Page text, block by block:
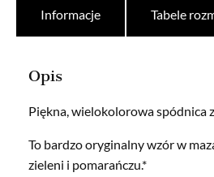
Informacje Tabele
Opis
Piękna, wielokolorowa spódnica
To bardzo oryginalny wzór w
zieleni i pomarańczu.*